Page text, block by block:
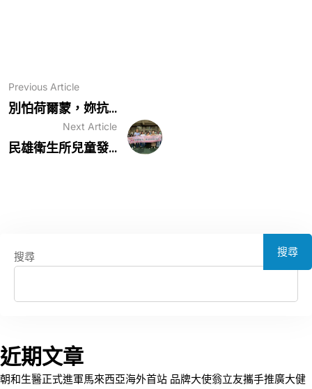
Previous Article
別怕荷爾蒙，妳抗...
Next Article
民雄衛生所兒童發...
搜尋 搜尋
近期文章
朝和生醫正式進軍馬來西亞海外首站 品牌大使翁立友攜手推廣大健